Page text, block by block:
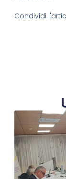
Condividi